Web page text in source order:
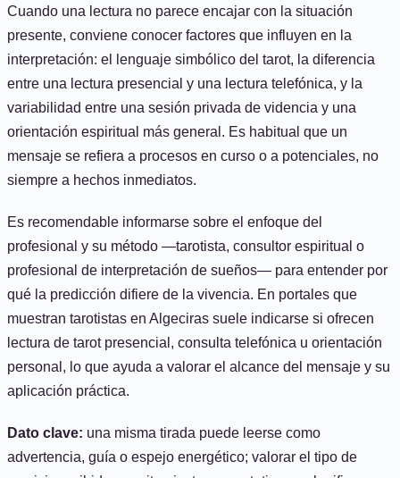
Cuando una lectura no parece encajar con la situación
presente, conviene conocer factores que influyen en la
interpretación: el lenguaje simbólico del tarot, la diferencia
entre una lectura presencial y una lectura telefónica, y la
variabilidad entre una sesión privada de videncia y una
orientación espiritual más general. Es habitual que un
mensaje se refiera a procesos en curso o a potenciales, no
siempre a hechos inmediatos.
Es recomendable informarse sobre el enfoque del
profesional y su método —tarotista, consultor espiritual o
profesional de interpretación de sueños— para entender por
qué la predicción difiere de la vivencia. En portales que
muestran tarotistas en Algeciras suele indicarse si ofrecen
lectura de tarot presencial, consulta telefónica u orientación
personal, lo que ayuda a valorar el alcance del mensaje y su
aplicación práctica.
Dato clave: una misma tirada puede leerse como
advertencia, guía o espejo energético; valorar el tipo de